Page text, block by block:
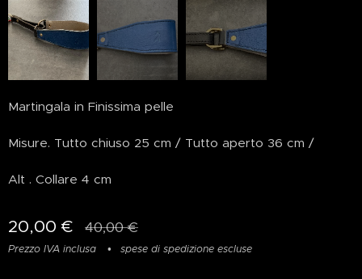
Martingala in Finissima pelle
Misure. Tutto chiuso 25 cm / Tutto aperto 36 cm /
Alt . Collare 4 cm
20,00 € 40,00€
Prezzo IVA inclusa spese di spedizione escluse